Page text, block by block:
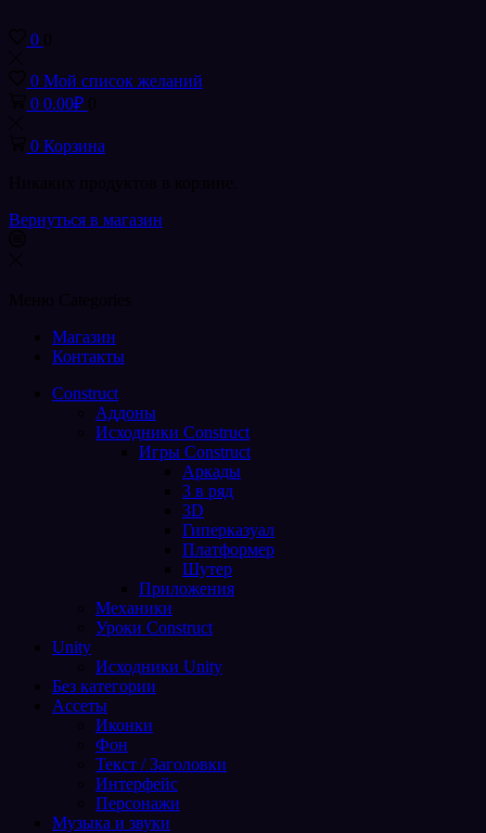
0
0 Мой список желаний
0 0.00₽
0 Корзина
Вернуться в магазин
Магазин
Контакты
Construct
Аддоны
Исходники Construct
Игры Construct
Аркады
3 в ряд
3D
Гиперказуал
Платформер
Шутер
Приложения
Механики
Уроки Construct
Unity
Исходники Unity
Без категории
Ассеты
Иконки
Фон
Текст / Заголовки
Интерфейс
Персонажи
Музыка и звуки